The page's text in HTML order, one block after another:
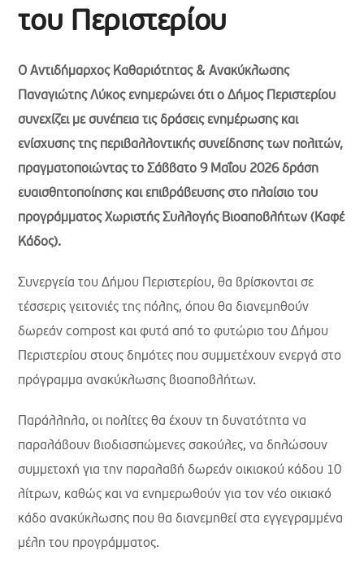
του Περιστερίου
Ο Αντιδήμαρχος Καθαριότητας & Ανακύκλωσης
Παναγιώτης Λύκος ενημερώνει ότι ο Δήμος Περιστερίου
συνεχίζει με συνέπεια τις δράσεις ενημέρωσης και
ενίσχυσης της περιβαλλοντικής συνείδησης των πολιτών,
πραγματοποιώντας το Σάββατο 9 Μαΐου 2026 δράση
ευαισθητοποίησης και επιβράβευσης στο πλαίσιο του
προγράμματος Χωριστής Συλλογής Βιοαποβλήτων (Καφέ
Κάδος).
Συνεργεία του Δήμου Περιστερίου, θα βρίσκονται σε
τέσσερις γειτονιές της πόλης, όπου θα διανεμηθούν
δωρεάν compost και φυτά από το φυτώριο του Δήμου
Περιστερίου στους δημότες που συμμετέχουν ενεργά στο
πρόγραμμα ανακύκλωσης βιοαποβλήτων.
Παράλληλα, οι πολίτες θα έχουν τη δυνατότητα να
παραλάβουν βιοδιασπώμενες σακούλες, να δηλώσουν
συμμετοχή για την παραλαβή δωρεάν οικιακού κάδου 10
λίτρων, καθώς και να ενημερωθούν για τον νέο οικιακό
κάδο ανακύκλωσης που θα διανεμηθεί στα εγγεγραμμένα
μέλη του προγράμματος.